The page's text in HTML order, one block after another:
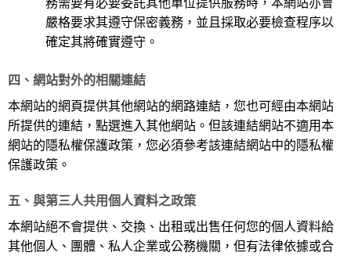
嚴格要求其遵守保密義務，並且採取必要檢查程序以
確定其將確實遵守。
四、網站對外的相關連結
本網站的網頁提供其他網站的網路連結，您也可經由本網站
所提供的連結，點選進入其他網站。但該連結網站不適用本
網站的隱私權保護政策，您必須參考該連結網站中的隱私權
保護政策。
五、與第三人共用個人資料之政策
本網站絕不會提供、交換、出租或出售任何您的個人資料給
其他個人、團體、私人企業或公務機關，但有法律依據或合